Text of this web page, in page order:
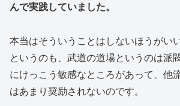
んで実践していました。
本当はそういうことはしないほうがい
というのも、武道の道場というのは派
にけっこう敏感なところがあって、他
はあまり奨励されないのです。